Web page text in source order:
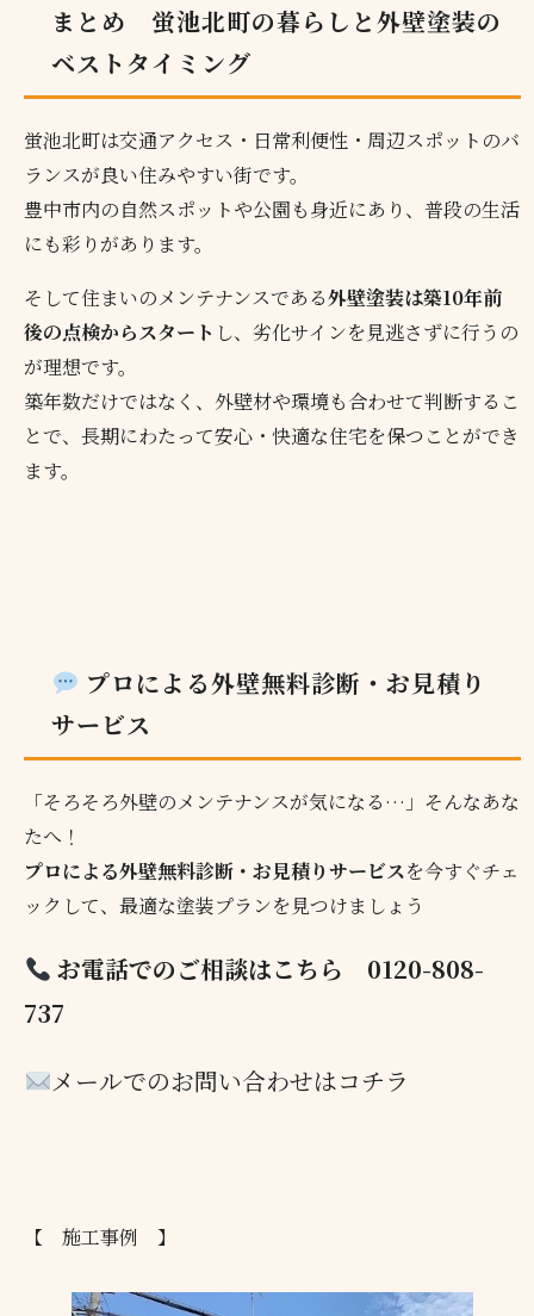
まとめ 蛍池北町の暮らしと外壁塗装の
ベストタイミング
蛍池北町は交通アクセス・日常利便性・周辺スポットのバ
ランスが良い住みやすい街です。
豊中市内の自然スポットや公園も身近にあり、普段の生活
にも彩りがあります。
そして住まいのメンテナンスである外壁塗装は築10年前
後の点検からスタート し、劣化サインを見逃さずに行うの
が理想です。
築年数だけではなく、外壁材や環境も合わせて判断するこ
とで、長期にわたって安心・快適な住宅を保つことができ
ます。
プロによる外壁無料診断・お見積り
サービス
「そろそろ外壁のメンテナンスが気になる…」そんなあな
たへ！
プロによる外壁無料診断・お見積りサービスを今すぐチェ
ックして、最適な塗装プランを見つけましょう
お電話でのご相談はこちら
0120-808-
737
メールでのお問い合わせはコチラ
【 施工事例 】